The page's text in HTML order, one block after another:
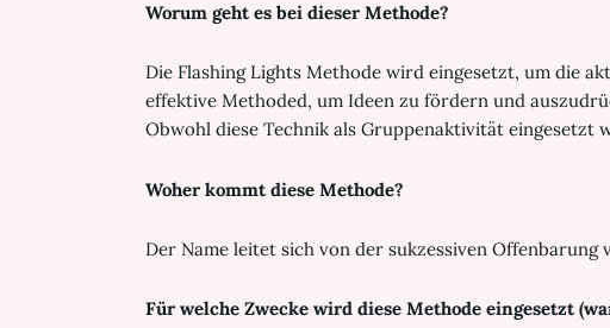
Worum geht es bei dieser Methode?
Die Flashing Lights Methode wird eingesetzt, um die
effektive Methoded, um Ideen zu fördern und
Obwohl diese Technik als Gruppenaktivität
Woher kommt diese Methode?
Der Name leitet sich von der sukzessiven
Für welche Zwecke wird diese Methode eingesetzt